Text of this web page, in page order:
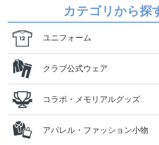
カテゴリから探
ユニフォーム
クラブ公式ウェア
コラボ・メモリアルグッズ
アパレル・ファッション小物